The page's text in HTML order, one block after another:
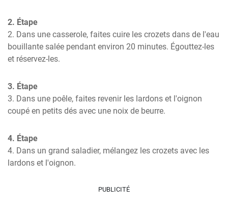
2. Étape
2. Dans une casserole, faites cuire les crozets dans de l'eau
bouillante salée pendant environ 20 minutes. Égouttez-les
et réservez-les.
3. Étape
3. Dans une poêle, faites revenir les lardons et l'oignon
coupé en petits dés avec une noix de beurre.
4. Étape
4. Dans un grand saladier, mélangez les crozets avec les
lardons et l'oignon.
PUBLICITÉ